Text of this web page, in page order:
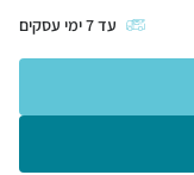
עד7ימי עסקים